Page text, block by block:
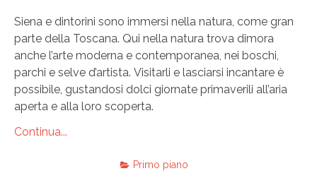
Siena e dintorini sono immersi nella natura, come gran
parte della Toscana. Qui nella natura trova dimora
anche l’arte moderna e contemporanea, nei boschi,
parchi e selve d’artista. Visitarli e lasciarsi incantare è
possibile, gustandosi dolci giornate primaverili all’aria
aperta e alla loro scoperta.
Continua...
Primo piano